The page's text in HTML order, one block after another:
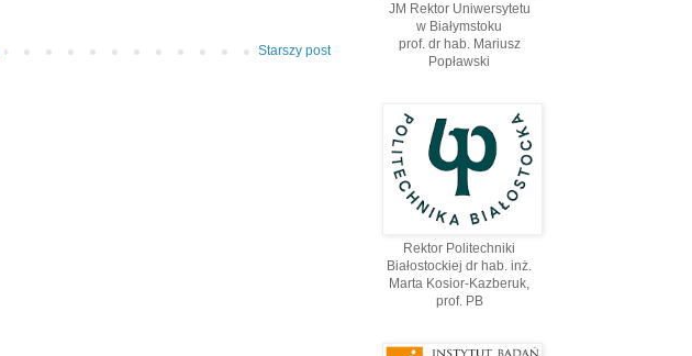
Starszy post
JM Rektor Uniwersytetu
w Białymstoku
prof. dr hab. Mariusz
Popławski
Rektor Politechniki
Białostockiej dr hab. inż.
Marta Kosior-Kazberuk,
prof. PВ